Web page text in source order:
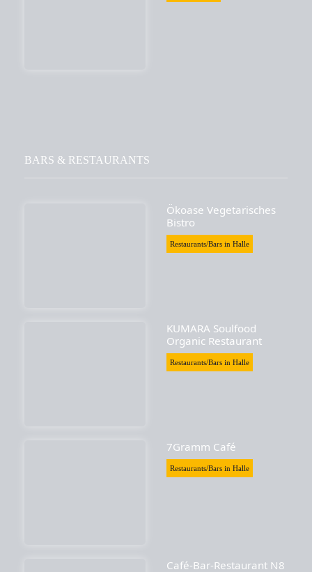
BARS & RESTAURANTS
Ökoase Vegetarisches
Bistro
Restaurants/Bars in Halle
KUMARA Soulfood
Organic Restaurant
Restaurants/Bars in Halle
7Gramm Café
Restaurants/Bars in Halle
Café-Bar-Restaurant N8